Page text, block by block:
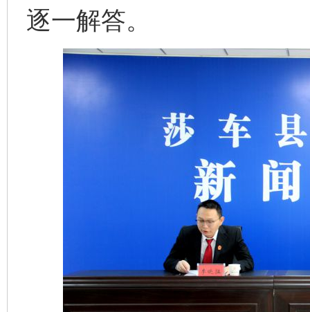
逐一解答。